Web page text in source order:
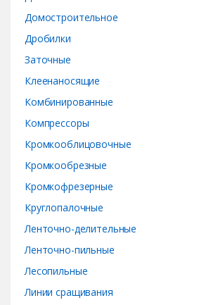
Домостроительное
Дробилки
Заточные
Клеенаносящие
Комбинированные
Компрессоры
Кромкооблицовочные
Кромкообрезные
Кромкофрезерные
Круглопалочные
Ленточно-делительные
Ленточно-пильные
Лесопильные
Линии сращивания